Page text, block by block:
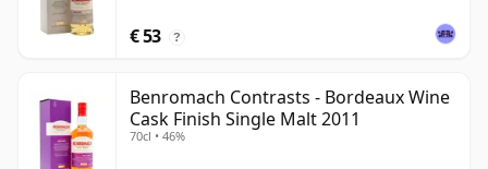
€ 53 ?
Benromach Contrasts - Bordeaux Wine
Cask Finish Single Malt 2011
70cl • 46%